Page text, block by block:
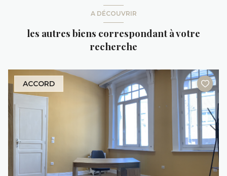
A DÉCOUVRIR
les autres biens correspondant à votre
recherche
ACCORD